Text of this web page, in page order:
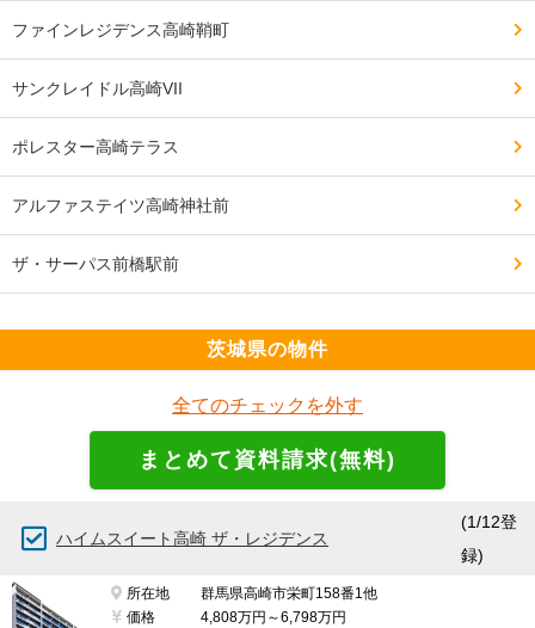
良い点
タワーマンションなのに行灯部屋が無く、ワイドスパン
で明るい。
駐車場が自走式
残念な点
主寝室が狭く、ベッドの置き方に悩んだ。
他の部屋も横幅が狭い。
━━━━━━━━━━━━━━━━━━━
設備や共用施設について良い点、残念な点
━━━━━━━━━━━━━━━━━━━
ディスポーザー、食洗機、24時間ゴミ捨て可能、宅配ボ
屋上か上階に展望デッキがほしい。
ファインレジデンス高崎鞘町
サンクレイドル高崎VII
ポレスター高崎テラス
アルファステイツ高崎神社前
ザ・サーパス前橋駅前
茨城県の物件
全てのチェックを外す
ハイムスイート高崎 ザ・レジデンス
(1/12登
録)
所在地
群馬県高崎市栄町158番1他
価格
4,808万円～6,798万円